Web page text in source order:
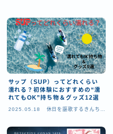
から！ 新人放射線技師に向けての事柄をまとめたカテゴリー（新社会人の基礎、職場で何からやるか、胸写などの基礎業務のやり方など）
レントゲン、ポータブル撮影に関連する内容をまとめたカテゴリー
とめたカテゴリー
とめたカテゴリー
内容をまとめたカテゴリー
サップ（SUP）ってどれくらい
濡れる？初体験におすすめの“濡
れてもOK”持ち物＆グッズ12選
2025.05.18
休日を謳歌するきんちゃ